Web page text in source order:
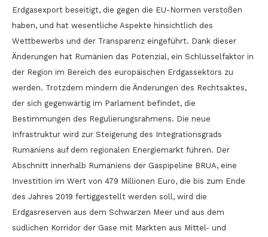
Erdgasexport beseitigt, die gegen die EU-Normen verstoßen
haben, und hat wesentliche Aspekte hinsichtlich des
Wettbewerbs und der Transparenz eingeführt. Dank dieser
Änderungen hat Rumänien das Potenzial, ein Schlüsselfaktor in
der Region im Bereich des europäischen Erdgassektors zu
werden. Trotzdem mindern die Änderungen des Rechtsaktes,
der sich gegenwärtig im Parlament befindet, die
Bestimmungen des Regulierungsrahmens. Die neue
Infrastruktur wird zur Steigerung des Integrationsgrads
Rumäniens auf dem regionalen Energiemarkt führen. Der
Abschnitt innerhalb Rumäniens der Gaspipeline BRUA, eine
Investition im Wert von 479 Millionen Euro, die bis zum Ende
des Jahres 2019 fertiggestellt werden soll, wird die
Erdgasreserven aus dem Schwarzen Meer und aus dem
südlichen Korridor der Gase mit Märkten aus Mittel- und